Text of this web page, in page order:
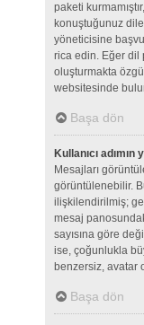
paketi
konuştuğunuz
yöneticisine
rica edin. Eğer dil
oluşturmakta
websitesinde
Başa dön
Kullanıcı
Mesajları
görüntülenebilir.
ilişkilendirilmiş;
mesaj
sayısına göre
ise, çoğunlukla
benzersiz, avatar
Başa dön